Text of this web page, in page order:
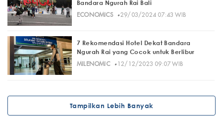
Bandara Ngurah Rai Bali
ECONOMICS· 29/03/2024 07:43 WIB
7 Rekomendasi Hotel Dekat Bandara
Ngurah Rai yang Cocok untuk Berlibur
MILENOMIC· 12/12/2023 09:07 WIB
Tampilkan Lebih Banyak